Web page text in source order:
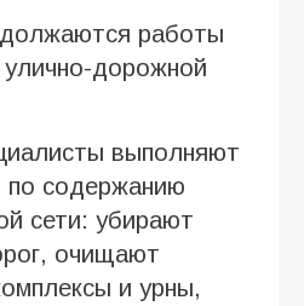
работы
дорожной
выполняют
по содержанию
сети: убирают
очищают
и урны,